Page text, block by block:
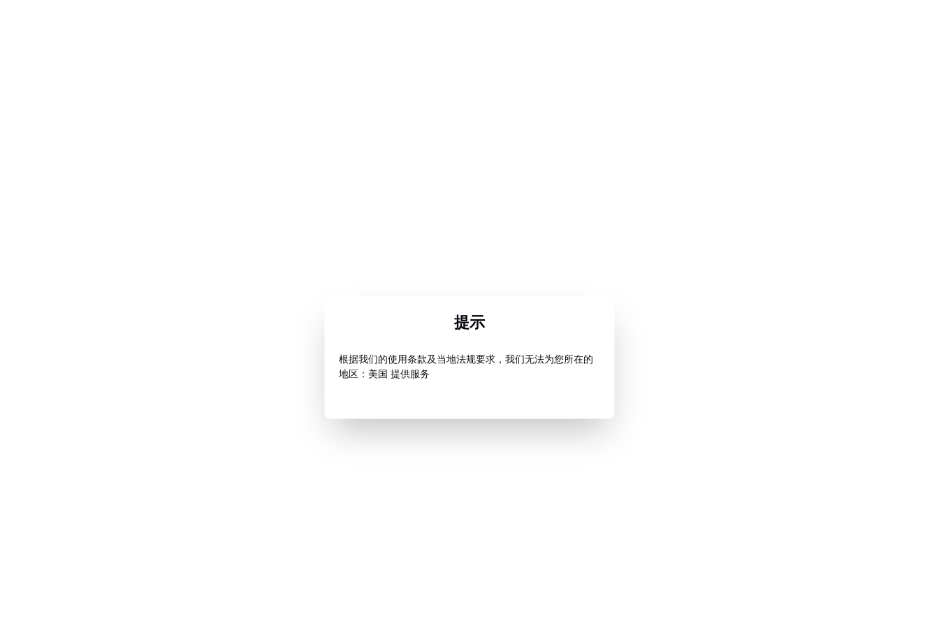
提示
根据我们的使用条款及当地法规要求，我们无法为您所在的
地区：美国 提供服务